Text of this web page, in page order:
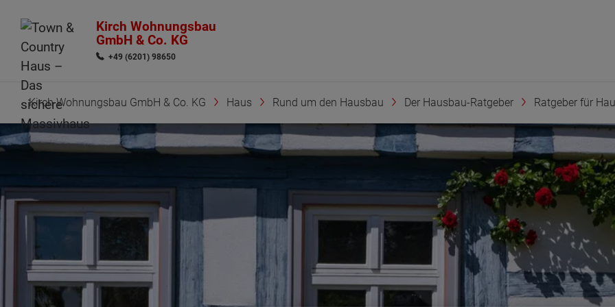
Kirch Wohnungsbau
GmbH & Co. KG
+49 (6201) 98650
Kirch Wohnungsbau GmbH & Co. KG Haus Rund um den Hausbau Der Hausbau-Ratgeber Ratgeber für